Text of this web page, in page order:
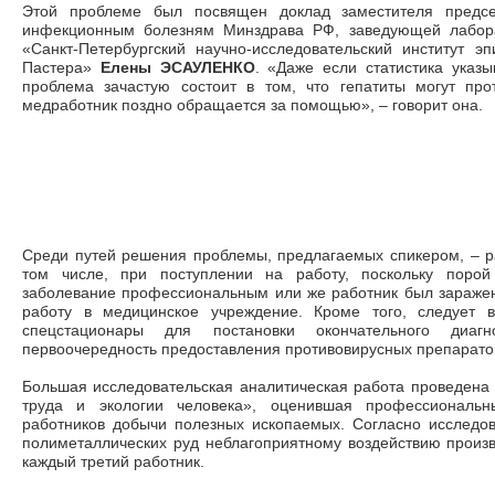
Этой проблеме был посвящен доклад заместителя
инфекционным болезням Минздрава РФ, заведующей
«Санкт-Петербургский научно-исследовательский институт
Пастера» Елены ЭСАУЛЕНКО. «Даже если статистика
проблема зачастую состоит в том, что гепатиты могут
медработник поздно обращается за помощью», – говорит она.
Среди путей решения проблемы, предлагаемых спикером, –
том числе, при поступлении на работу, поскольку
заболевание профессиональным или же работник был
работу в медицинское учреждение. Кроме того, следует
спецстационары для постановки окончательного
первоочередность предоставления противовирусных
Большая исследовательская аналитическая работа
труда и экологии человека», оценившая
работников добычи полезных ископаемых. Согласно
полиметаллических руд неблагоприятному воздействию
каждый третий работник.